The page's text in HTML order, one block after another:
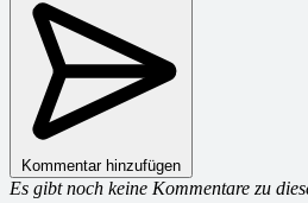
Kommentar hinzufügen
Es gibt noch keine Kommentare zu